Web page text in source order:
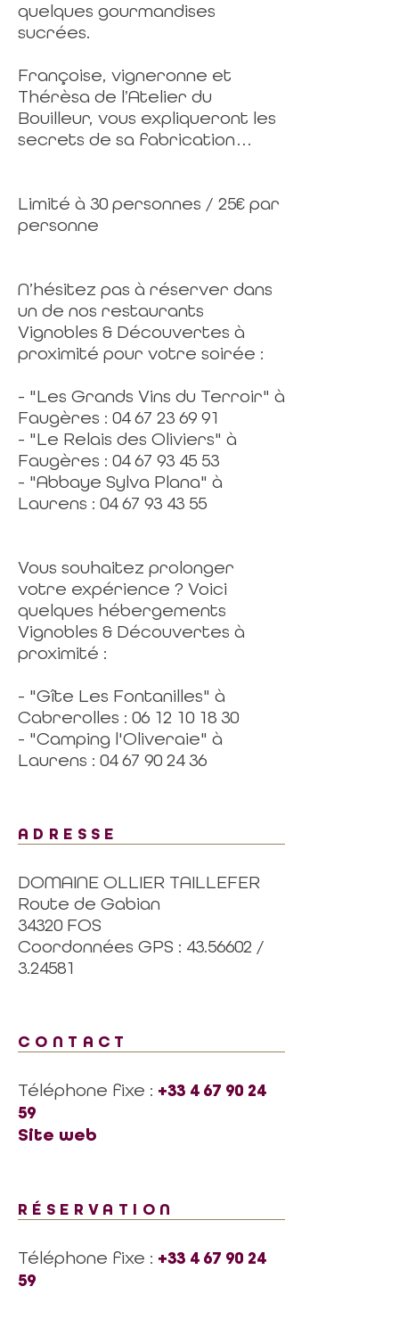
quelques gourmandises
sucrées.
Françoise, vigneronne et
Thérèsa de l’Atelier du
Bouilleur, vous expliqueront les
secrets de sa fabrication…
Limité à 30 personnes / 25€ par
personne
N’hésitez pas à réserver dans
un de nos restaurants
Vignobles & Découvertes à
proximité pour votre soirée :
- "Les Grands Vins du Terroir" à
Faugères : 04 67 23 69 91
- "Le Relais des Oliviers" à
Faugères : 04 67 93 45 53
- "Abbaye Sylva Plana" à
Laurens : 04 67 93 43 55
Vous souhaitez prolonger
votre expérience ? Voici
quelques hébergements
Vignobles & Découvertes à
proximité :
- "Gîte Les Fontanilles" à
Cabrerolles : 06 12 10 18 30
- "Camping l'Oliveraie" à
Laurens : 04 67 90 24 36
ADRESSE
DOMAINE OLLIER TAILLEFER
Route de Gabian
34320 FOS
Coordonnées GPS : 43.56602 /
3.24581
CONTACT
Téléphone fixe : +33 4 67 90 24
59
Site web
RÉSERVATION
Téléphone fixe : +33 4 67 90 24
59